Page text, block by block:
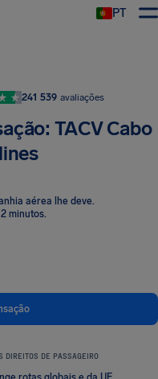
PT
241 539 avaliações
TACV Cabo
aérea lhe deve.
minutos.
DIREITOS DE PASSAGEIRO